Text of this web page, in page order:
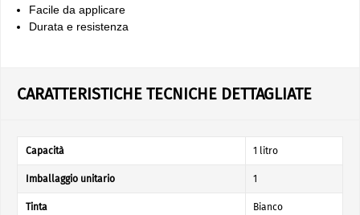
Facile da applicare
Durata e resistenza
CARATTERISTICHE TECNICHE DETTAGLIATE
Capacità 1 litro
Imballaggio unitario 1
Tinta Bianco